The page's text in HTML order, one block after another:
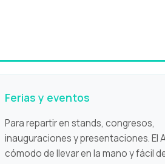
Ferias y eventos
Para repartir en stands, congresos,
inauguraciones y presentaciones. El
cómodo de llevar en la mano y fácil